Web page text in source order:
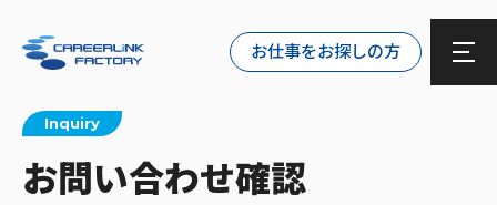
お仕事をお探しの方
Inquiry
お問い合わせ確認